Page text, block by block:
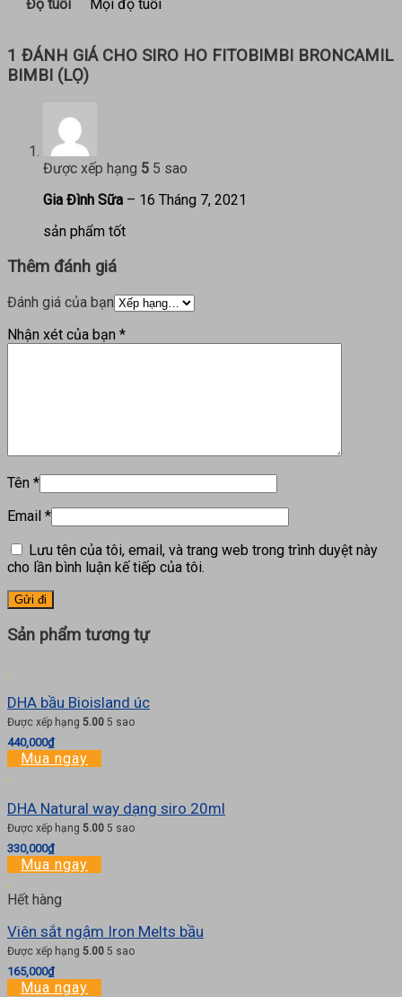
Độ tuổi Mọi độ tuổi
1 ĐÁNH GIÁ CHO SIRO HO FITOBIMBI BRONCAMIL
BIMBI (LỌ)
Được xếp hạng 5 5 sao
Gia Đình Sữa – 16 Tháng 7, 2021
sản phẩm tốt
Thêm đánh giá
Đánh giá của bạn
Nhận xét của bạn *
Tên *
Email *
Lưu tên của tôi, email, và trang web trong trình duyệt này
cho lần bình luận kế tiếp của tôi.
Sản phẩm tương tự
DHA bầu Bioisland úc
Được xếp hạng 5.00 5 sao
440,000₫
Mua ngay
DHA Natural way dạng siro 20ml
Được xếp hạng 5.00 5 sao
330,000₫
Mua ngay
Hết hàng
Viên sắt ngậm Iron Melts bầu
Được xếp hạng 5.00 5 sao
165,000₫
Mua ngay